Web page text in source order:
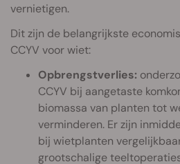
vernietigen.
Dit zijn de belangrijkste
CCYV voor wiet:
Opbrengstverlies:
CCYV bij aangetaste
biomassa van planten tot
verminderen. Er zijn
bij wietplanten
grootschalige